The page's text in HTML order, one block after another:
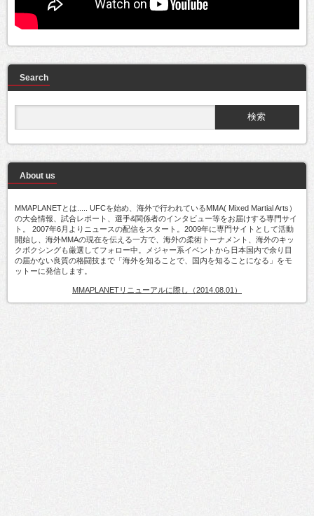
Search
About us
MMAPLANETとは..... UFCを始め、海外で行われているMMA( Mixed Martial Arts）
の大会情報、試合レポート、選手&関係者のインタビュー等をお届けする専門サイ
ト。 2007年6月よりニュースの配信をスタート。2009年に専門サイトとして活動
開始し、海外MMAの現在を伝える一方で、海外の柔術トーナメント、海外のキッ
クボクシングも厳選してフォロー中。メジャー系イベントから日本国内で余り目
の届かない良質の格闘技まで「海外を知ることで、国内を知ることになる」をモ
ットーに発信します。
MMAPLANETリニューアルに際し（2014.08.01）